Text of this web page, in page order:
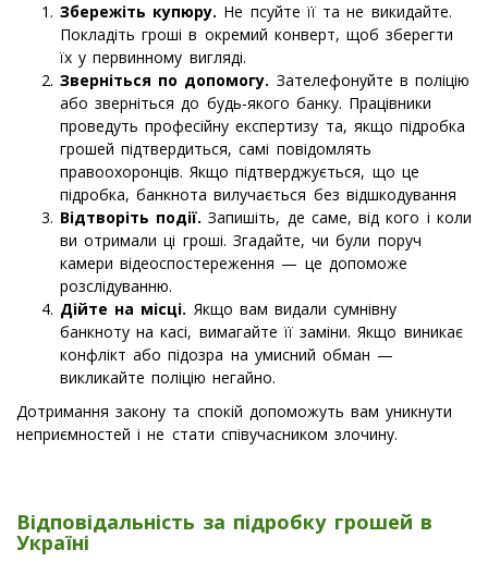
Збережіть купюру. Не псуйте її та не викидайте.
Покладіть гроші в окремий конверт, щоб зберегти
їх у первинному вигляді.
Зверніться по допомогу. Зателефонуйте в поліцію
або зверніться до будь-якого банку. Працівники
проведуть професійну експертизу та, якщо підробка
грошей підтвердиться, самі повідомлять
правоохоронців. Якщо підтверджується, що це
підробка, банкнота вилучається без відшкодування
Відтворіть події.Запишіть, де саме, від кого і коли
ви отримали ці гроші. Згадайте, чи були поруч
камери відеоспостереження — це допоможе
розслідуванню.
Дійте на місці. Якщо вам видали сумнівну
банкноту на касі, вимагайте її заміни. Якщо виникає
конфлікт або підозра на умисний обман —
викликайте поліцію негайно.
Дотримання закону та спокій допоможуть вам уникнути
неприємностей і не стати співучасником злочину.
Відповідальність за підробку грошей в
Україні